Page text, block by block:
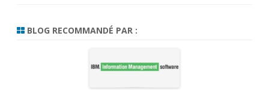
BLOG RECOMMANDÉ PAR :